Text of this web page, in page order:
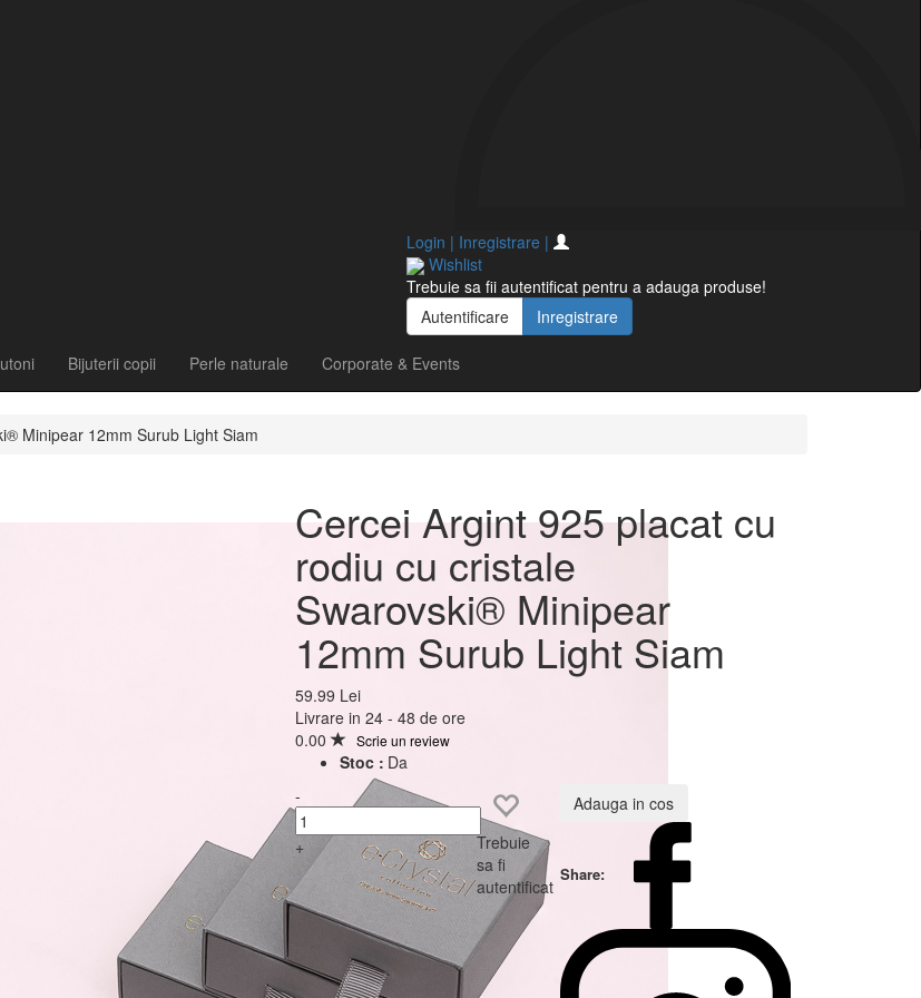
Login | Inregistrare |
Wishlist
Trebuie sa fii autentificat pentru a adauga produse!
Autentificare
Inregistrare
Bijuterii copii Perle naturale Corporate & Events
Minipear 12mm Surub Light Siam
Cercei Argint 925 placat cu
rodiu cu cristale Swarovski®
Minipear 12mm Surub Light
Cercei Argint 925 placat cu
rodiu cu cristale
Swarovski® Minipear
12mm Surub Light Siam
59.99 Lei
Livrare in 24 - 48 de ore
0.00
Scrie un review
Stoc : Da
-
+
Trebuie
sa fi
autentificat
Adauga in cos
Share: